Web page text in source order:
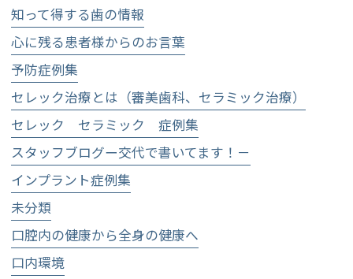
知って得する歯の情報
心に残る患者様からのお言葉
予防症例集
セレック治療とは（審美歯科、セラミック治療）
セレック セラミック 症例集
スタッフブログー交代で書いてます！－
インプラント症例集
未分類
口腔内の健康から全身の健康へ
口内環境